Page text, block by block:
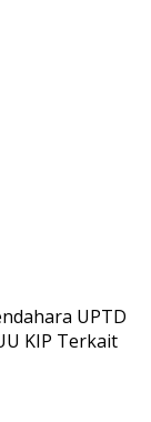
UPTD
KIP Terkait